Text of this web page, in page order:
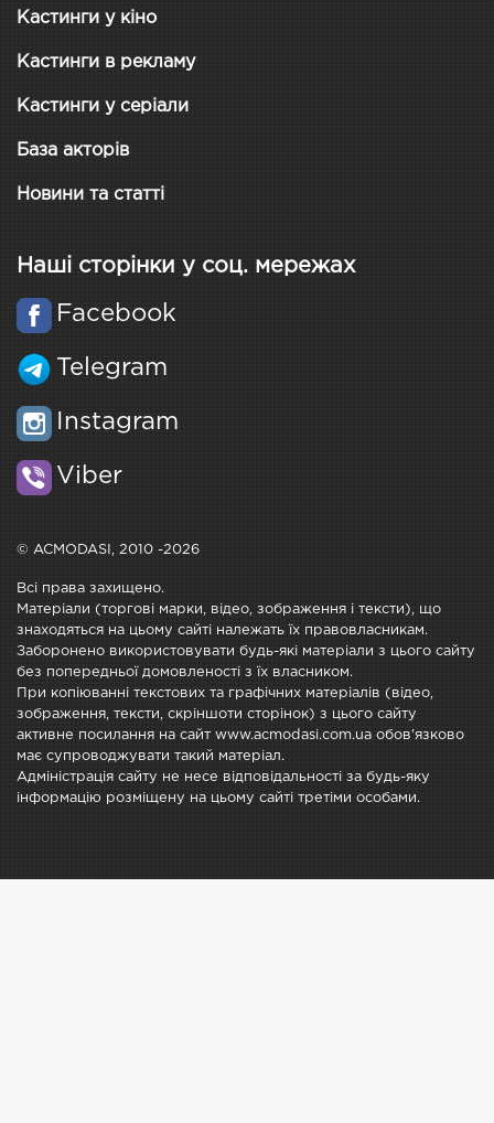
Кастинги у кіно
Кастинги в рекламу
Кастинги у серіали
База акторів
Новини та статті
Наші сторінки у соц. мережах
Facebook
Telegram
Instagram
Viber
© ACMODASI, 2010 -2026
Всі права захищено.
Матеріали (торгові марки, відео, зображення і тексти), що
знаходяться на цьому сайті належать їх правовласникам.
Заборонено використовувати будь-які матеріали з цього сайту
без попередньої домовленості з їх власником.
При копіюванні текстових та графічних матеріалів (відео,
зображення, тексти, скріншоти сторінок) з цього сайту
активне посилання на сайт www.acmodasi.com.ua обов'язково
має супроводжувати такий матеріал.
Адміністрація сайту не несе відповідальності за будь-яку
інформацію розміщену на цьому сайті третіми особами.